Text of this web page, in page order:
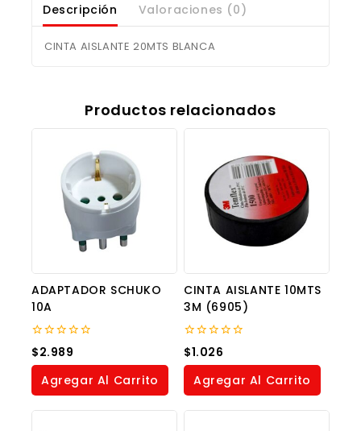
Descripción Valoraciones (0)
CINTA AISLANTE 20MTS BLANCA
Productos relacionados
ADAPTADOR SCHUKO
10A
0
out
of
$2.989
Agregar Al Carrito
CINTA AISLANTE 10MTS
3M (6905)
0
out
of
$1.026
Agregar Al Carrito